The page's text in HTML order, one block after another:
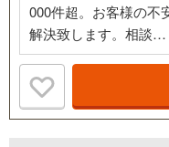
000件超。お客様の不
解決致します。相談…